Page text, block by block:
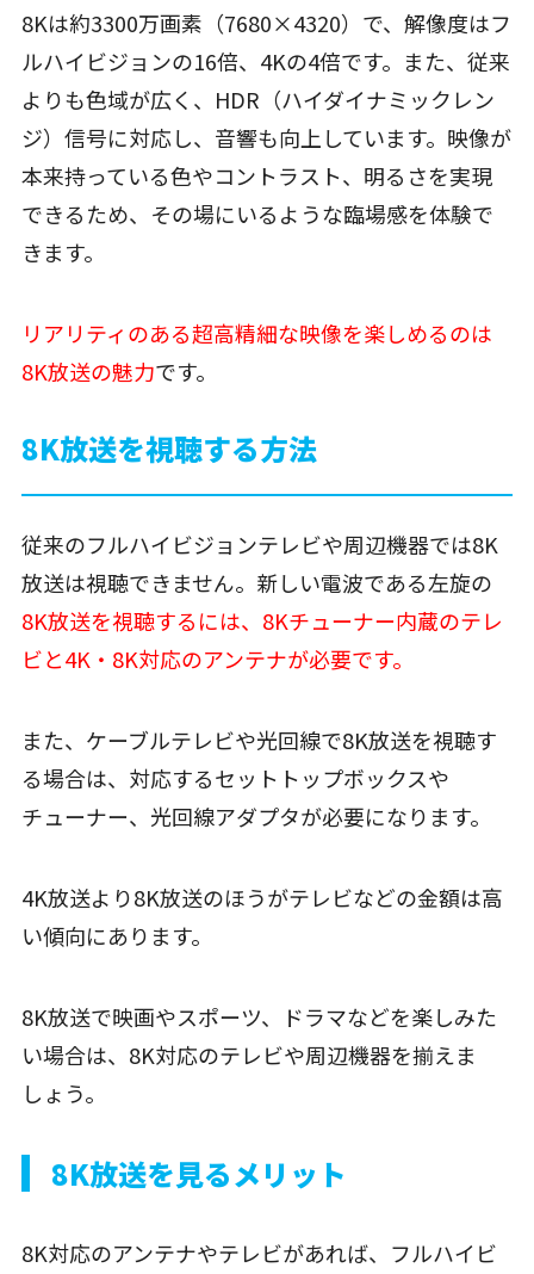
8Kは約3300万画素（7680×4320）で、解像度はフ
ルハイビジョンの16倍、4Kの4倍です。また、従来
よりも色域が広く、HDR（ハイダイナミックレン
ジ）信号に対応し、音響も向上しています。映像が
本来持っている色やコントラスト、明るさを実現
できるため、その場にいるような臨場感を体験で
きます。
リアリティのある超高精細な映像を楽しめるのは
8K放送の魅力です。
8K放送を視聴する方法
従来のフルハイビジョンテレビや周辺機器では8K
放送は視聴できません。新しい電波である左旋の
8K放送を視聴するには、8Kチューナー内蔵のテレ
ビと4K・8K対応のアンテナが必要です。
また、ケーブルテレビや光回線で8K放送を視聴す
る場合は、対応するセットトップボックスや
チューナー、光回線アダプタが必要になります。
4K放送より8K放送のほうがテレビなどの金額は高
い傾向にあります。
8K放送で映画やスポーツ、ドラマなどを楽しみた
い場合は、8K対応のテレビや周辺機器を揃えま
しょう。
8K放送を見るメリット
8K対応のアンテナやテレビがあれば、フルハイビ